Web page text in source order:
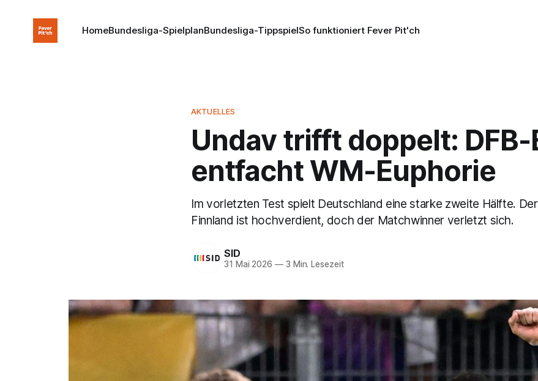
HomeBundesliga-SpielplanBundesliga-TippspielSo funktioniert Fever Pit'ch
AKTUELLES
Undav trifft doppelt: DFB-
entfacht WM-Euphorie
Im vorletzten Test spielt Deutschland eine starke zweite Hälfte.
Finnland ist hochverdient, doch der Matchwinner verletzt sich.
SID
31 Mai 2026 —3 Min. Lesezeit